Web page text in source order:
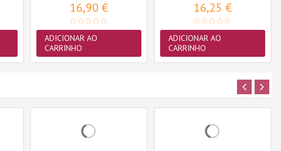
16,90 €
ADICIONAR AO
CARRINHO
16,25 €
ADICIONAR AO
CARRINHO